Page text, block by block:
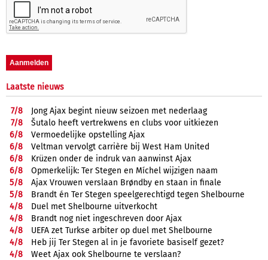
Laatste nieuws
7/8
Jong Ajax begint nieuw seizoen met nederlaag
7/8
Šutalo heeft vertrekwens en clubs voor uitkiezen
6/8
Vermoedelijke opstelling Ajax
6/8
Veltman vervolgt carrière bij West Ham United
6/8
Krüzen onder de indruk van aanwinst Ajax
6/8
Opmerkelijk: Ter Stegen en Míchel wijzigen naam
5/8
Ajax Vrouwen verslaan Brøndby en staan in finale
5/8
Brandt én Ter Stegen speelgerechtigd tegen Shelbourne
4/8
Duel met Shelbourne uitverkocht
4/8
Brandt nog niet ingeschreven door Ajax
4/8
UEFA zet Turkse arbiter op duel met Shelbourne
4/8
Heb jij Ter Stegen al in je favoriete basiself gezet?
4/8
Weet Ajax ook Shelbourne te verslaan?